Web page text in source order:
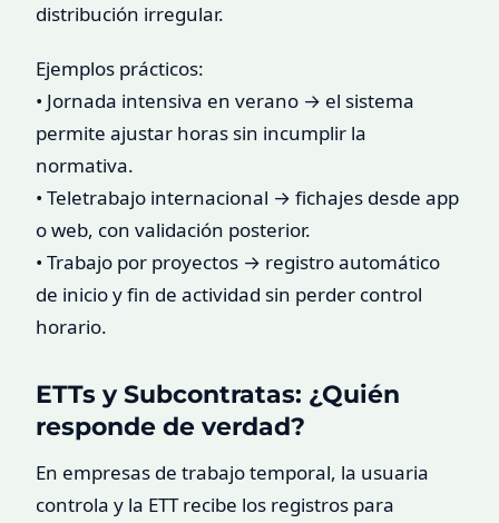
distribución irregular.
Ejemplos prácticos:
• Jornada intensiva en verano → el sistema
permite ajustar horas sin incumplir la
normativa.
• Teletrabajo internacional → fichajes desde app
o web, con validación posterior.
• Trabajo por proyectos → registro automático
de inicio y fin de actividad sin perder control
horario.
ETTs y Subcontratas: ¿Quién
responde de verdad?
En empresas de trabajo temporal, la usuaria
controla y la ETT recibe los registros para